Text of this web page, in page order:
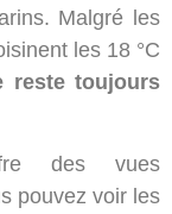
Malgré les
les 18 °C
reste toujours
des vues
pouvez voir les